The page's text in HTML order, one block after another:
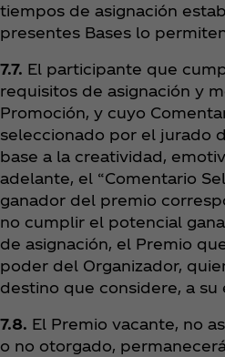
tiempos de asignación
presentes Bases lo
7.7. El participante que
requisitos de asignación y
Promoción, y cuyo
seleccionado por el jurado
base a la creatividad,
adelante, el “Comentario
ganador del premio
no cumplir el potencial
de asignación, el Premio
poder del Organizador,
destino que considere, a su
7.8. El Premio vacante, no
o no otorgado,